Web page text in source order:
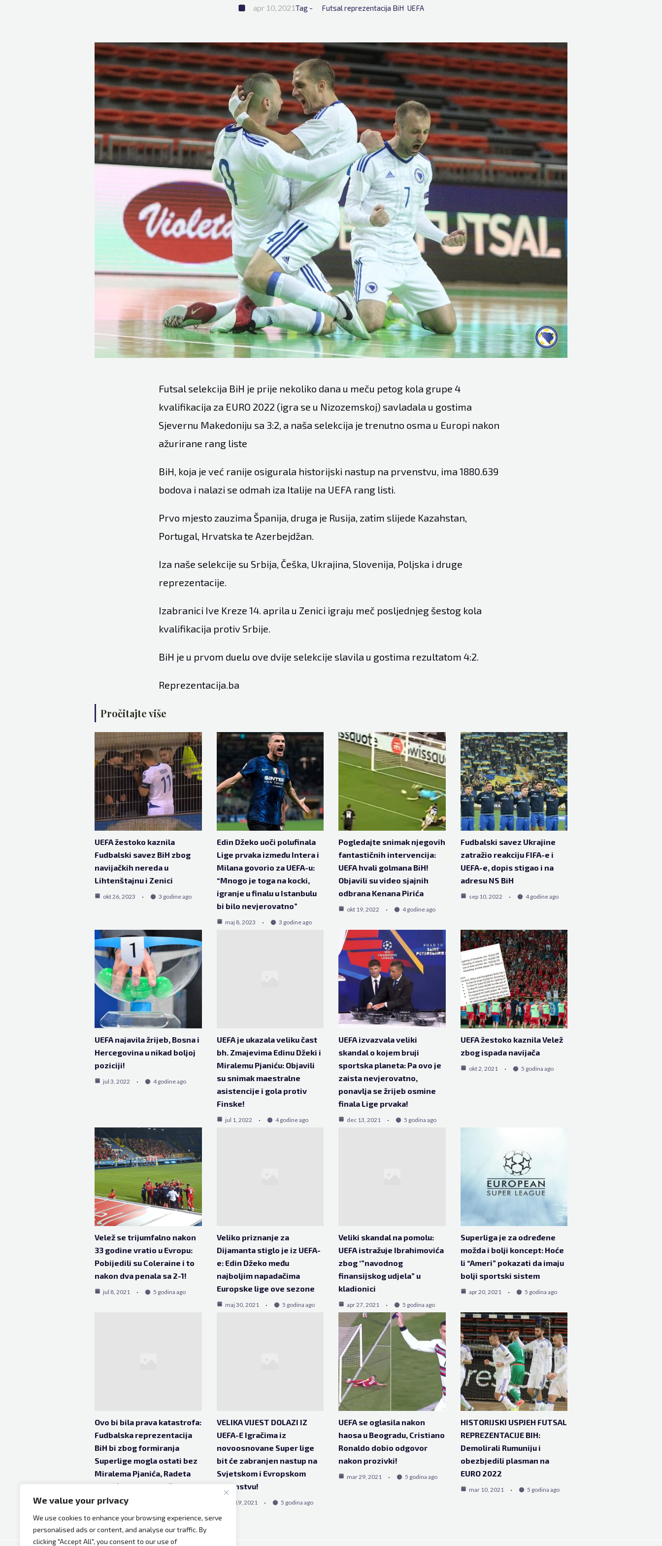
We value your privacy
We use cookies to enhance your browsing experience, serve
personalised ads or content, and analyse our traffic. By
clicking "Accept All", you consent to our use of
apr 10, 2021Tag - Futsal reprezentacija BiH UEFA
Futsal selekcija BiH je prije nekoliko dana u meču petog kola grupe 4
kvalifikacija za EURO 2022 (igra se u Nizozemskoj) savladala u gostima
Sjevernu Makedoniju sa 3:2, a naša selekcija je trenutno osma u Europi nakon
ažurirane rang liste
BiH, koja je već ranije osigurala historijski nastup na prvenstvu, ima 1880.639
bodova i nalazi se odmah iza Italije na UEFA rang listi.
Prvo mjesto zauzima Španija, druga je Rusija, zatim slijede Kazahstan,
Portugal, Hrvatska te Azerbejdžan.
Iza naše selekcije su Srbija, Češka, Ukrajina, Slovenija, Poljska i druge
reprezentacije.
Izabranici Ive Kreze 14. aprila u Zenici igraju meč posljednjeg šestog kola
kvalifikacija protiv Srbije.
BiH je u prvom duelu ove dvije selekcije slavila u gostima rezultatom 4:2.
Reprezentacija.ba
Pročitajte više
UEFA žestoko kaznila
Fudbalski savez BiH zbog
navijačkih nereda u
Lihtenštajnu i Zenici
okt 26, 2023 3 godine ago
Edin Džeko uoči polufinala
Lige prvaka između Intera i
Milana govorio za UEFA-u:
“Mnogo je toga na kocki,
igranje u finalu u Istanbulu
bi bilo nevjerovatno”
maj 8, 2023 3 godine ago
Pogledajte snimak njegovih
fantastičnih intervencija:
UEFA hvali golmana BiH!
Objavili su video sjajnih
odbrana Kenana Pirića
okt 19, 2022 4 godine ago
Fudbalski savez Ukrajine
zatražio reakciju FIFA-e i
UEFA-e, dopis stigao i na
adresu NS BiH
sep 10, 2022 4 godine ago
UEFA najavila žrijeb, Bosna i
Hercegovina u nikad boljoj
poziciji!
jul 3, 2022 4 godine ago
UEFA je ukazala veliku čast
bh. Zmajevima Edinu Džeki i
Miralemu Pjaniću: Objavili
su snimak maestralne
asistencije i gola protiv
Finske!
jul 1, 2022 4 godine ago
UEFA izvazvala veliki
skandal o kojem bruji
sportska planeta: Pa ovo je
zaista nevjerovatno,
ponavlja se žrijeb osmine
finala Lige prvaka!
dec 13, 2021 5 godina ago
UEFA žestoko kaznila Velež
zbog ispada navijača
okt 2, 2021 5 godina ago
Velež se trijumfalno nakon
33 godine vratio u Evropu:
Pobijedili su Coleraine i to
nakon dva penala sa 2-1!
jul 8, 2021 5 godina ago
Veliko priznanje za
Dijamanta stiglo je iz UEFA-
e: Edin Džeko među
najboljim napadačima
Europske lige ove sezone
maj 30, 2021 5 godina ago
Veliki skandal na pomolu:
UEFA istražuje Ibrahimovića
zbog ‘”navodnog
finansijskog udjela” u
kladionici
apr 27, 2021 5 godina ago
Superliga je za određene
možda i bolji koncept: Hoće
li “Ameri” pokazati da imaju
bolji sportski sistem
apr 20, 2021 5 godina ago
Ovo bi bila prava katastrofa:
Fudbalska reprezentacija
BiH bi zbog formiranja
Superlige mogla ostati bez
Miralema Pjanića, Radeta
Krunića, Seada Kolašinca…
apr 19, 2021
VELIKA VIJEST DOLAZI IZ
UEFA-E Igračima iz
novoosnovane Super lige
bit će zabranjen nastup na
Svjetskom i Evropskom
prvenstvu!
apr 19, 2021 5 godina ago
UEFA se oglasila nakon
haosa u Beogradu, Cristiano
Ronaldo dobio odgovor
nakon prozivki!
mar 29, 2021 5 godina ago
HISTORIJSKI USPJEH FUTSAL
REPREZENTACIJE BIH:
Demolirali Rumuniju i
obezbjedili plasman na
EURO 2022
mar 10, 2021 5 godina ago